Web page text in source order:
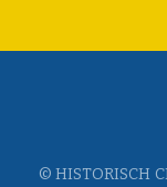
© HISTORISCH